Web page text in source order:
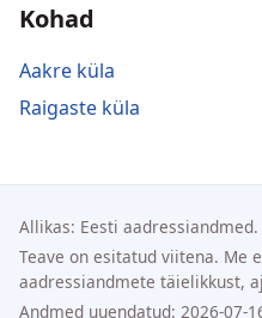
Kohad
Aakre küla
Raigaste küla
Allikas: Eesti
Teave on esitatud viitena. Me
aadressiandmete täielikkust,
Andmed uuendatud: 2026-07-